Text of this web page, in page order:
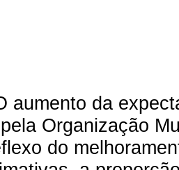
aumento da
Organização
do